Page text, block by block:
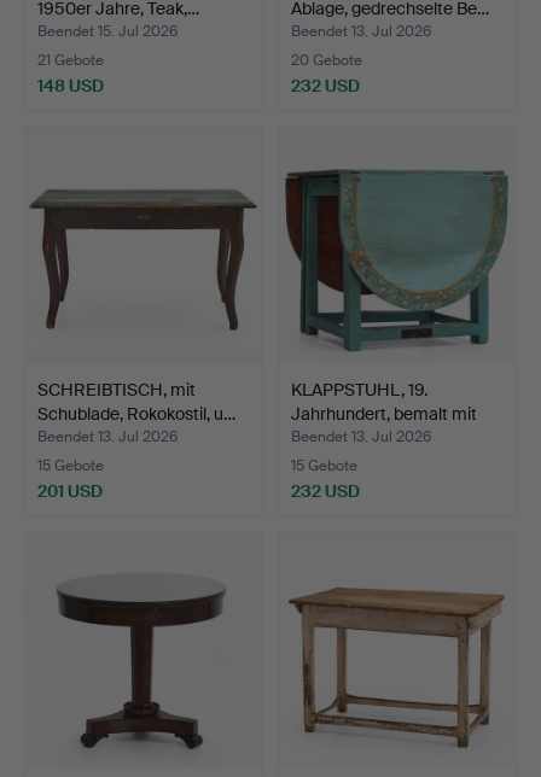
1950er Jahre, Teak,…
Beendet 15. Jul 2026
21 Gebote
148 USD
Ablage, gedrechselte Be…
Beendet 13. Jul 2026
20 Gebote
232 USD
SCHREIBTISCH, mit
Schublade, Rokokostil, u…
Beendet 13. Jul 2026
15 Gebote
201 USD
KLAPPSTUHL, 19.
Jahrhundert, bemalt mit
Bl…
Beendet 13. Jul 2026
15 Gebote
232 USD